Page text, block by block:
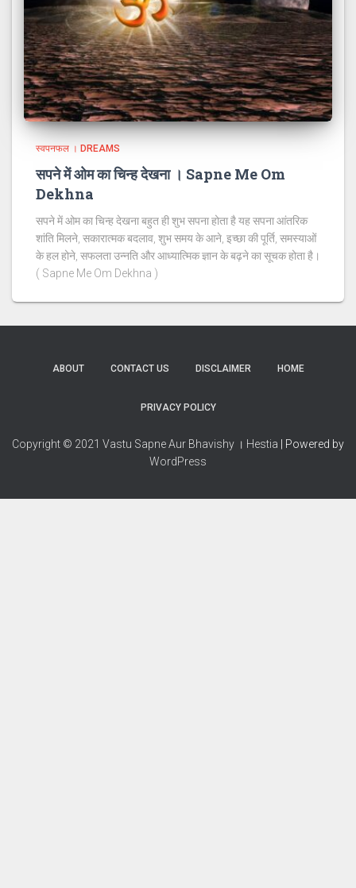
स्वपनफल । DREAMS
सपने में ओम का चिन्ह देखना । Sapne Me Om
Dekhna
सपने में ओम का चिन्ह देखना बहुत ही शुभ सपना होता है यह सपना आंतरिक
शांति मिलने, सकारात्मक बदलाव, शुभ समय के आने, इच्छा की पूर्ति, समस्याओं
के हल होने, सफलता उन्नति और आध्यात्मिक ज्ञान के बढ़ने का सूचक होता है।
( Sapne Me Om Dekhna )
ABOUT CONTACT US DISCLAIMER HOME
PRIVACY POLICY
Copyright © 2021 Vastu Sapne Aur Bhavishy । Hestia | Powered by
WordPress